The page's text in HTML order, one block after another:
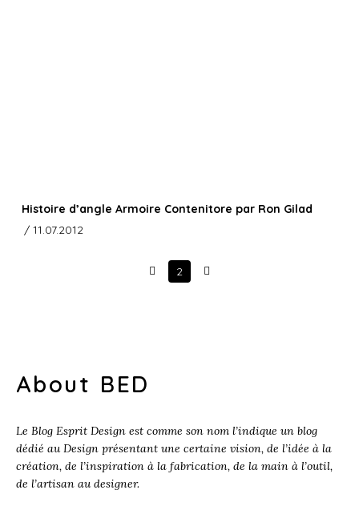
Histoire d’angle Armoire Contenitore par Ron Gilad
/ 11.07.2012
Prev 2 Next
About BED
Le Blog Esprit Design est comme son nom l’indique un blog
dédié au Design présentant une certaine vision, de l’idée à la
création, de l’inspiration à la fabrication, de la main à l’outil,
de l’artisan au designer.